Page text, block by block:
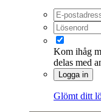
Kom ihåg
delas med
Logga in
Glömt ditt